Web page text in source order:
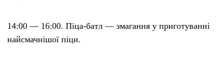
14:00 — 16:00. Піца-батл — змагання у приготуванні
найсмачнішої піци.